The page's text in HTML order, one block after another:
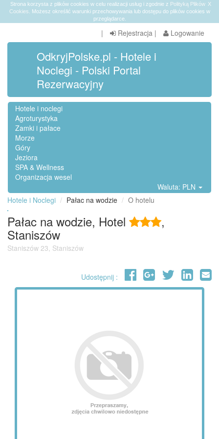
X
Strona korzysta z plików cookies w celu realizacji usług i zgodnie z Polityką Plików
Cookies . Możesz określić warunki przechowywania lub dostępu do plików cookies w
przeglądarce.
| Rejestracja | Logowanie
OdkryjPolske.pl - Hotele i
Noclegi - Polski Portal
Rezerwacyjny
Hotele i noclegi
Agroturystyka
Zamki i pałace
Morze
Góry
Jeziora
SPA & Wellness
Organizacja wesel
Waluta: PLN
Hotele i Noclegi
Pałac na wodzie O hotelu
Pałac na wodzie, Hotel ,
Staniszów
Staniszów 23, Staniszów
Udostępnij :